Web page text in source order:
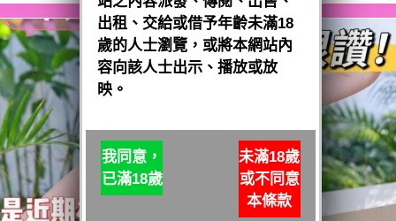
出租、交給或借予年齡未滿18
歲的人士瀏覽，或將本網站內
容向該人士出示、播放或放
映。
我同意，
已滿18歲
未滿18歲
或不同意
本條款